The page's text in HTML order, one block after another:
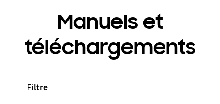
Manuels et
téléchargements
Filtre